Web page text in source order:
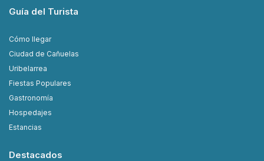
Guía del Turista
Cómo llegar
Ciudad de Cañuelas
Uribelarrea
Fiestas Populares
Gastronomía
Hospedajes
Estancias
Destacados